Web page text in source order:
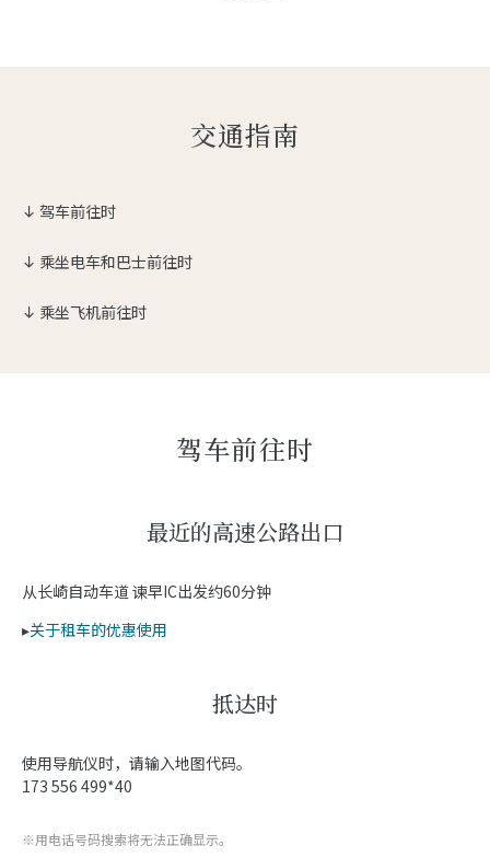
交通指南
驾车前往时
乘坐电车和巴士前往时
乘坐飞机前往时
驾车前往时
最近的高速公路出口
从长崎自动车道 谏早IC出发约60分钟
▸关于租车的优惠使用
抵达时
使用导航仪时，请输入地图代码。
173 556 499*40
※用电话号码搜索将无法正确显示。